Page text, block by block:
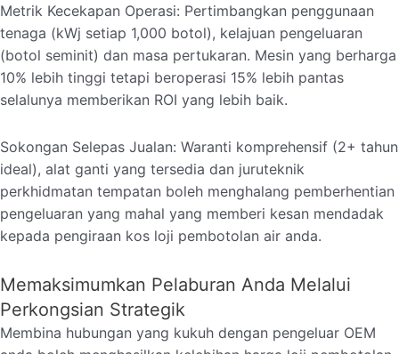
Metrik Kecekapan Operasi: Pertimbangkan penggunaan
tenaga (kWj setiap 1,000 botol), kelajuan pengeluaran
(botol seminit) dan masa pertukaran. Mesin yang berharga
10% lebih tinggi tetapi beroperasi 15% lebih pantas
selalunya memberikan ROI yang lebih baik.
Sokongan Selepas Jualan: Waranti komprehensif (2+ tahun
ideal), alat ganti yang tersedia dan juruteknik
perkhidmatan tempatan boleh menghalang pemberhentian
pengeluaran yang mahal yang memberi kesan mendadak
kepada pengiraan kos loji pembotolan air anda.
Memaksimumkan Pelaburan Anda Melalui
Perkongsian Strategik
Membina hubungan yang kukuh dengan pengeluar OEM